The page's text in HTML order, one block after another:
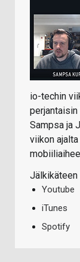
io-techin
Sampsa ja
viikon
Youtube
iTunes
Spotify